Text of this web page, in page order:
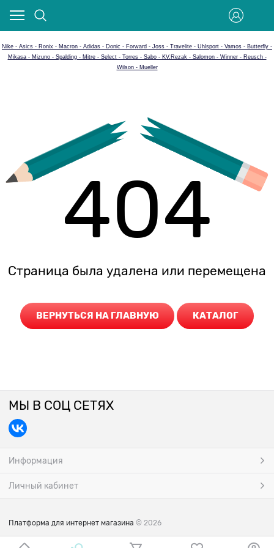
Nike - Asics - Ronix - Macron - Adidas - Donic - Forward - Joss - Travelite - Uhlsport - Vamos - Butterfly -
Mikasa - Mizuno - Spalding - Mitre - Select - Torres - Sabo - KV.Rezak - Salomon - Winner - Reusch -
Wilson - Mueller
404
Страница была удалена или перемещена
ВЕРНУТЬСЯ НА ГЛАВНУЮ КАТАЛОГ
МЫ В СОЦ СЕТЯХ
Информация
Личный кабинет
Платформа для интернет магазина © 2026